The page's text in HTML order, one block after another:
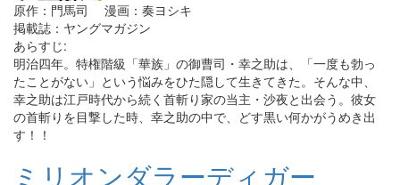
原作：門馬司 漫画：奏ヨシキ
掲載誌：ヤングマガジン
あらすじ:
明治四年。特権階級「華族」の御曹司・幸之助は、「一度も勃っ
たことがない」という悩みをひた隠して生きてきた。そんな中、
幸之助は江戸時代から続く首斬り家の当主・沙夜と出会う。彼女
の首斬りを目撃した時、幸之助の中で、どす黒い何かがうめき出
す！！
ミリオンダラーディガー